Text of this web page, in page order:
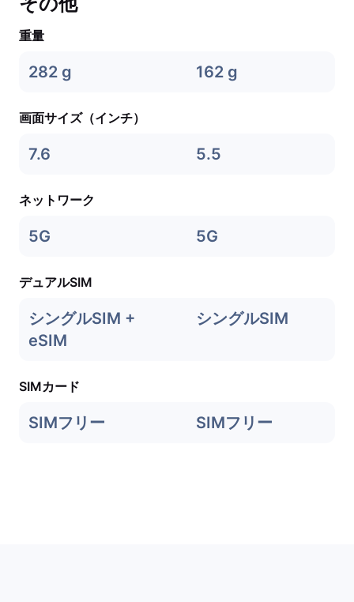
重量
282 g 162 g
画面サイズ（インチ）
7.6 5.5
ネットワーク
5G 5G
デュアルSIM
シングルSIM +
eSIM
シングルSIM
SIMカード
SIMフリー SIMフリー